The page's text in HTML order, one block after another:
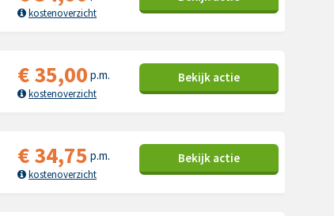
kostenoverzicht
€35,00 p.m.
kostenoverzicht
Bekijk actie
€34,75 p.m.
kostenoverzicht
Bekijk actie